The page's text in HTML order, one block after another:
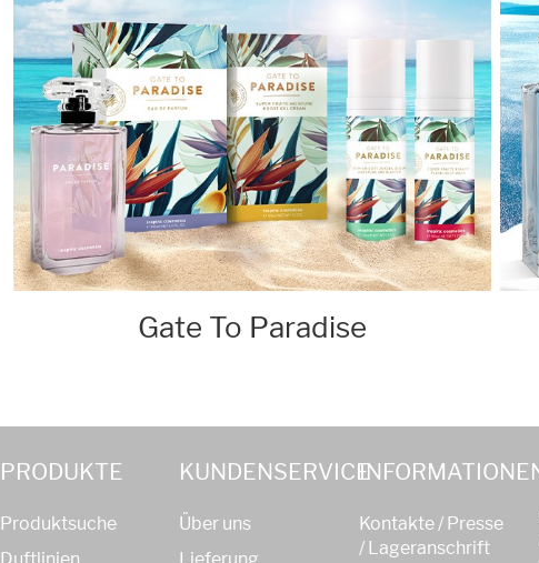
Gate To Paradise
PRODUKTE
Produktsuche
Duftlinien
KUNDENSERVICE
Über uns
Lieferung
Kontakte / Presse
/ Lageranschrift